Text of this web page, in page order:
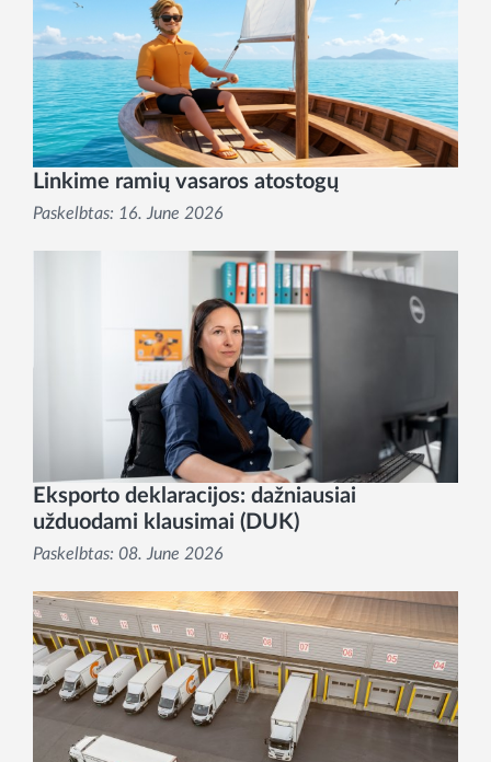
Linkime ramių vasaros atostogų
Paskelbtas: 16. June 2026
Eksporto deklaracijos: dažniausiai
užduodami klausimai (DUK)
Paskelbtas: 08. June 2026